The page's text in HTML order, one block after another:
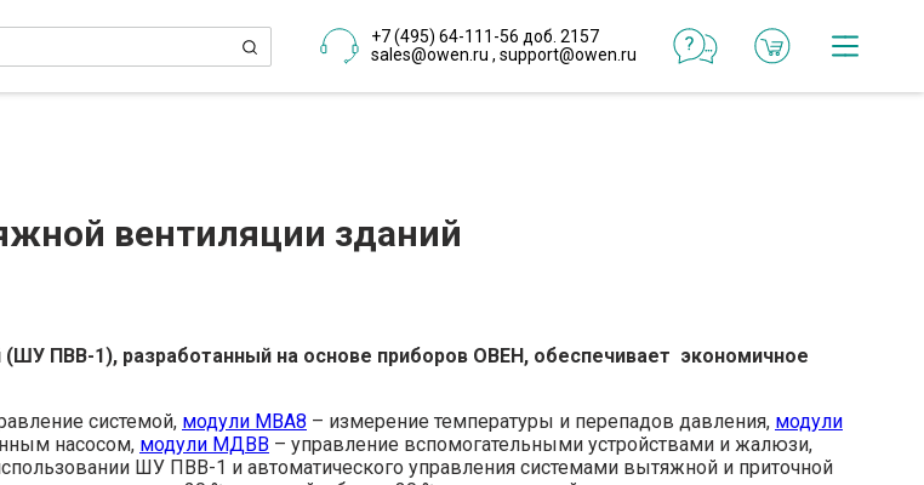
+7 (495) 64-111-56 доб. 2157
sales@owen.ru , support@owen.ru
вентиляции зданий
ПВВ-1), разработанный на основе приборов ОВЕН, обеспечивает экономичное
системой, модули МВА8 – измерение температуры и перепадов давления, модули
насосом, модули МДВВ – управление вспомогательными устройствами и жалюзи,
ШУ ПВВ-1 и автоматического управления системами вытяжной и приточной